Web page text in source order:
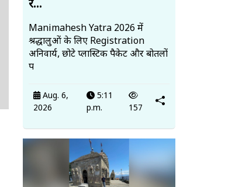
र...
Manimahesh Yatra 2026 में
श्रद्धालुओं के लिए Registration
अनिवार्य, छोटे प्लास्टिक पैकेट और बोतलों
प
Aug. 6,
2026
5:11
p.m.
157